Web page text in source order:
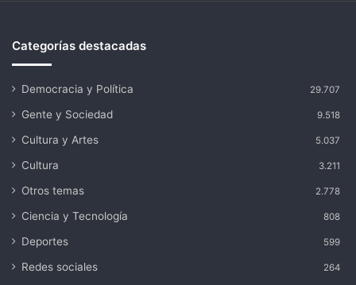
Categorías destacadas
Democracia y Política 29.707
Gente y Sociedad 9.518
Cultura y Artes 5.037
Cultura 3.211
Otros temas 2.778
Ciencia y Tecnología 808
Deportes 599
Redes sociales 264